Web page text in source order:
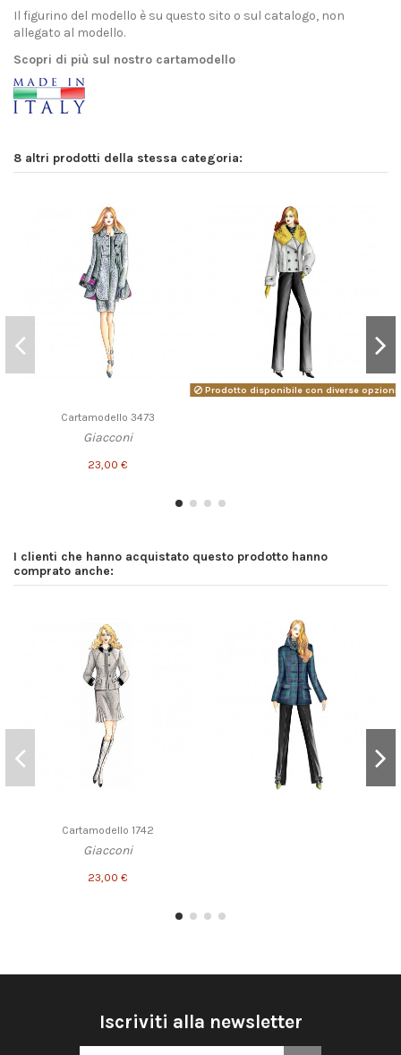
Il figurino del modello è su questo sito o sul catalogo, non
allegato al modello.
Scopri di più sul nostro cartamodello
8 altri prodotti della stessa categoria:
Cartamodello 3473
Giacconi
23,00 €
Prodotto disponibile con diverse opzioni
I clienti che hanno acquistato questo prodotto hanno
comprato anche:
Cartamodello 1742
Giacconi
23,00 €
Iscriviti alla newsletter